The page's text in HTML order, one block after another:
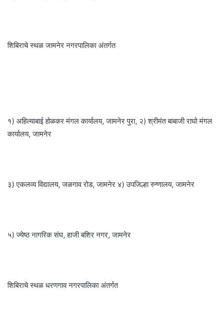
शिबिराचे स्थळ जामनेर नगरपालिका अंतर्गत
१) अहिल्याबाई होळकर मंगल कार्यालय, जामनेर पुरा, २) श्रीमंत बाबाजी राघो मंगल
कार्यालय, जामनेर
३) एकलव्य विद्यालय, जळगाव रोड, जामनेर ४) उपजिल्हा रुग्णालय, जामनेर
५) ज्येष्ठ नागरिक संघ, हाजी बशिर नगर, जामनेर
शिबिराचे स्थळ धरणगाव नगरपालिका अंतर्गत